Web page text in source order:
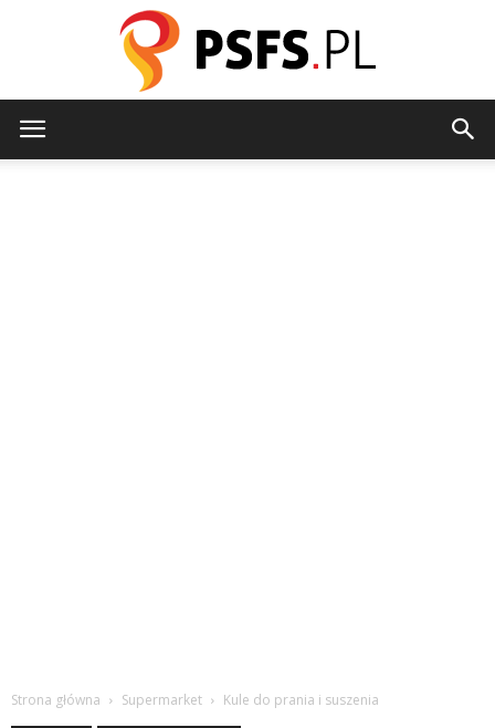
Strona główna Supermarket Kule do prania i suszenia